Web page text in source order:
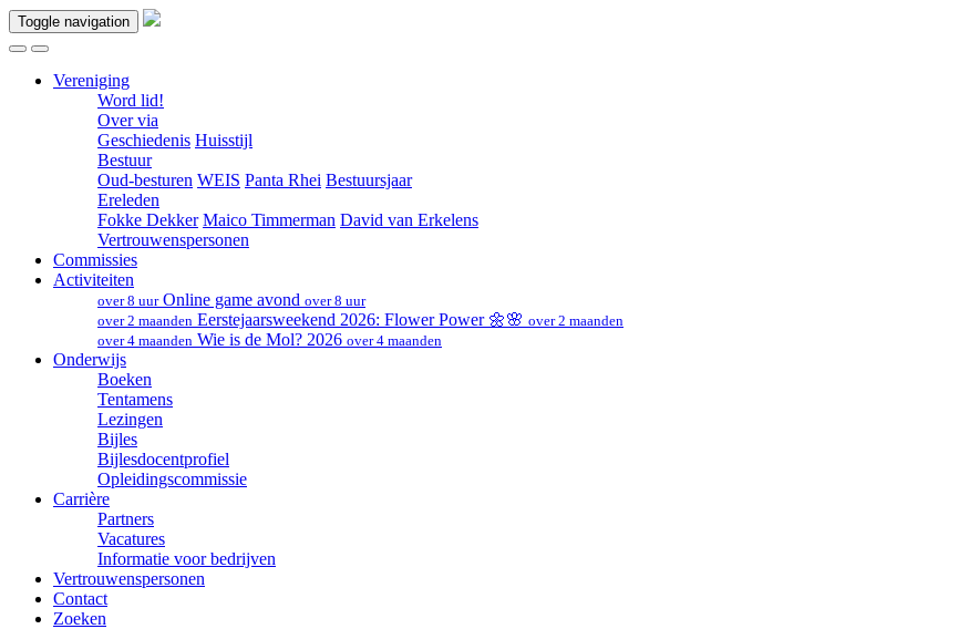
Toggle navigation
Vereniging
Word lid!
Over via
Geschiedenis Huisstijl
Bestuur
Oud-besturen WEIS Panta Rhei Bestuursjaar
Ereleden
Fokke Dekker Maico Timmerman David van Erkelens
Vertrouwenspersonen
Commissies
Activiteiten
over 8 uurOnline game avond over 8 uur
over 2 maanden Eerstejaarsweekend 2026: Flower Power 🌼🌸 over 2 maanden
over 4 maanden Wie is de Mol? 2026 over 4 maanden
Onderwijs
Boeken
Tentamens
Lezingen
Bijles
Bijlesdocentprofiel
Opleidingscommissie
Carrière
Partners
Vacatures
Informatie voor bedrijven
Vertrouwenspersonen
Contact
Zoeken